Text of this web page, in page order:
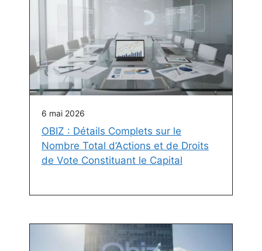
6 mai 2026
OBIZ : Détails Complets sur le
Nombre Total d’Actions et de Droits
de Vote Constituant le Capital